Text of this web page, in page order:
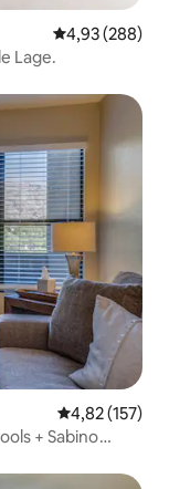
4,93 (288)
Lage.
4,82 (157)
+ Sabino